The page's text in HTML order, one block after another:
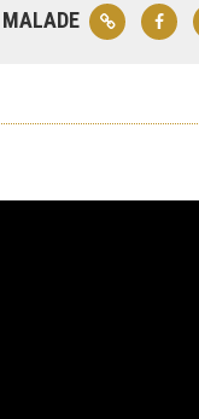
MALADE